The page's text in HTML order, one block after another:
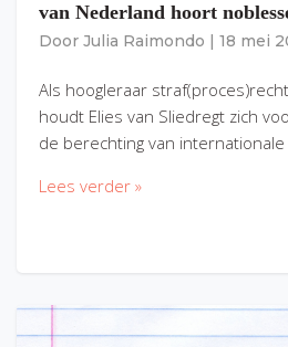
van Nederland hoort
Door Julia Raimondo 18 mei
Als hoogleraar
houdt Elies van Sliedregt zich
de berechting van internationale
Lees verder »